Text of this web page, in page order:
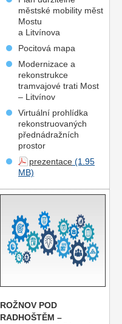
městské mobility měst
Mostu
a Litvínova
Pocitová mapa
Modernizace a
rekonstrukce
tramvajové trati Most
– Litvínov
Virtuální prohlídka
rekonstruovaných
přednádražních
prostor
prezentace
ROŽNOV POD
RADHOŠTĚM –